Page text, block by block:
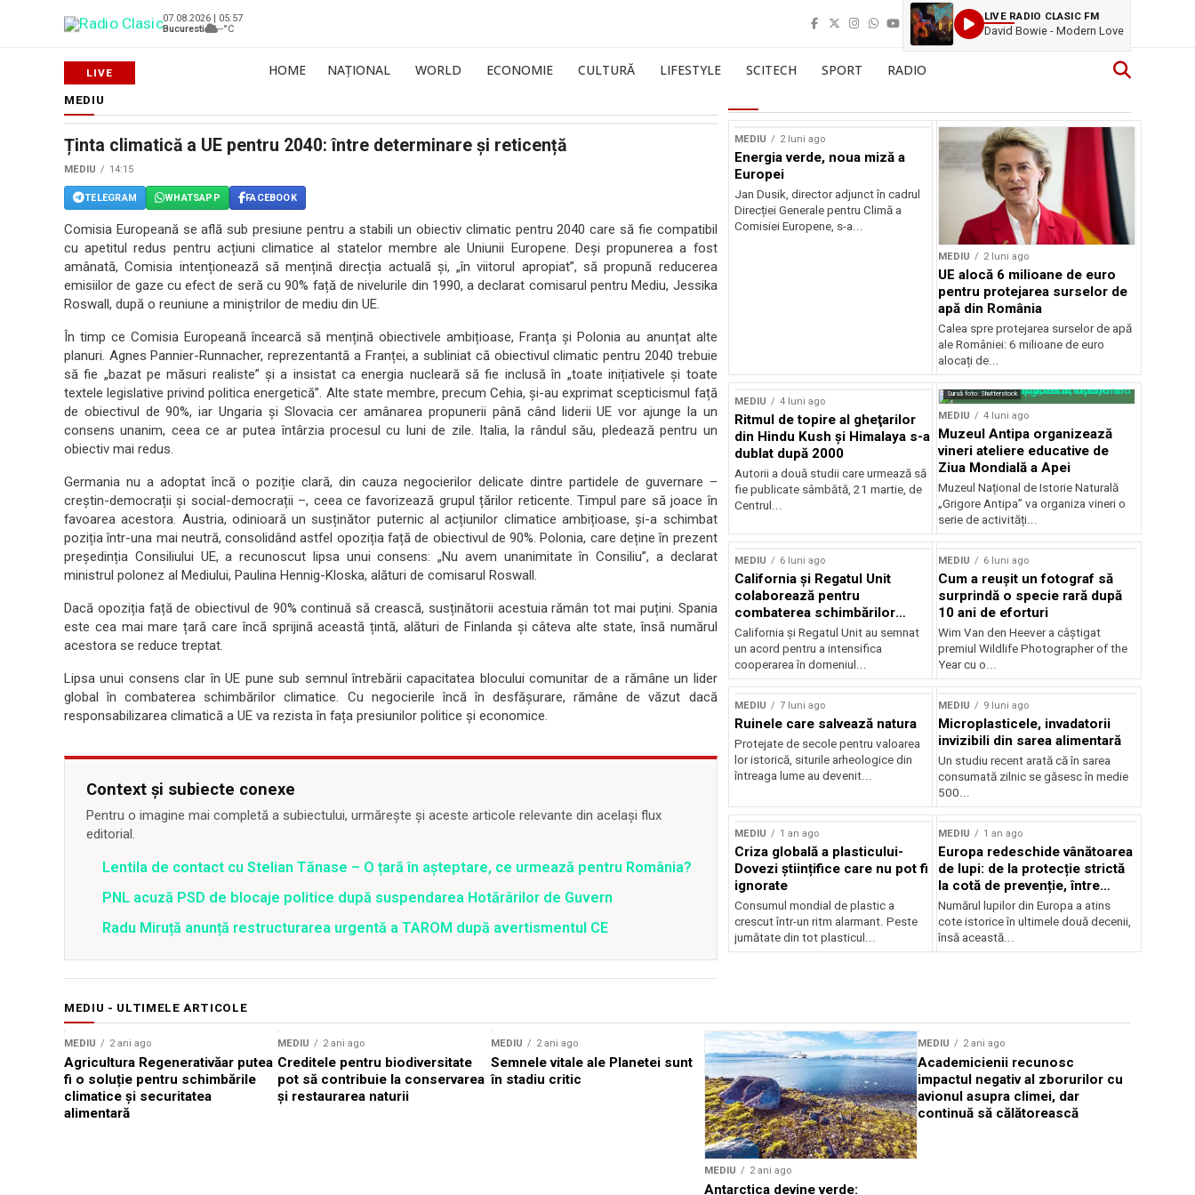
07.08.2026 | 05:57
Bucuresti
--°C
LIVE RADIO CLASIC FM
David Bowie - Modern Love
HOME NAȚIONAL WORLD ECONOMIE CULTURĂ LIFESTYLE SCITECH SPORT RADIO
MEDIU
Ținta climatică a UE pentru 2040: între determinare și reticență
MEDIU 14:15
TELEGRAM WHATSAPP FACEBOOK
Comisia Europeană se află sub presiune pentru a stabili un obiectiv climatic pentru 2040 care să fie compatibil
cu apetitul redus pentru acțiuni climatice al statelor membre ale Uniunii Europene. Deși propunerea a fost
amânată, Comisia intenționează să mențină direcția actuală și, „în viitorul apropiat”, să propună reducerea
emisiilor de gaze cu efect de seră cu 90% față de nivelurile din 1990, a declarat comisarul pentru Mediu, Jessika
Roswall, după o reuniune a miniștrilor de mediu din UE.
În timp ce Comisia Europeană încearcă să mențină obiectivele ambițioase, Franța și Polonia au anunțat alte
planuri. Agnes Pannier-Runnacher, reprezentantă a Franței, a subliniat că obiectivul climatic pentru 2040 trebuie
să fie „bazat pe măsuri realiste” și a insistat ca energia nucleară să fie inclusă în „toate inițiativele și toate
textele legislative privind politica energetică”. Alte state membre, precum Cehia, și-au exprimat scepticismul față
de obiectivul de 90%, iar Ungaria și Slovacia cer amânarea propunerii până când liderii UE vor ajunge la un
consens unanim, ceea ce ar putea întârzia procesul cu luni de zile. Italia, la rândul său, pledează pentru un
obiectiv mai redus.
Germania nu a adoptat încă o poziție clară, din cauza negocierilor delicate dintre partidele de guvernare –
creștin-democrații și social-democrații –, ceea ce favorizează grupul țărilor reticente. Timpul pare să joace în
favoarea acestora. Austria, odinioară un susținător puternic al acțiunilor climatice ambițioase, și-a schimbat
poziția într-una mai neutră, consolidând astfel opoziția față de obiectivul de 90%. Polonia, care deține în prezent
președinția Consiliului UE, a recunoscut lipsa unui consens: „Nu avem unanimitate în Consiliu”, a declarat
ministrul polonez al Mediului, Paulina Hennig-Kloska, alături de comisarul Roswall.
Dacă opoziția față de obiectivul de 90% continuă să crească, susținătorii acestuia rămân tot mai puțini. Spania
este cea mai mare țară care încă sprijină această țintă, alături de Finlanda și câteva alte state, însă numărul
acestora se reduce treptat.
Lipsa unui consens clar în UE pune sub semnul întrebării capacitatea blocului comunitar de a rămâne un lider
global în combaterea schimbărilor climatice. Cu negocierile încă în desfășurare, rămâne de văzut dacă
responsabilizarea climatică a UE va rezista în fața presiunilor politice și economice.
Context și subiecte conexe
Pentru o imagine mai completă a subiectului, urmărește și aceste articole relevante din același flux
editorial.
Lentila de contact cu Stelian Tănase – O țară în așteptare, ce urmează pentru România?
PNL acuză PSD de blocaje politice după suspendarea Hotărârilor de Guvern
Radu Miruță anunță restructurarea urgentă a TAROM după avertismentul CE
MEDIU 2 luni ago
Energia verde, noua miză a
Europei
Jan Dusik, director adjunct în cadrul
Direcției Generale pentru Climă a
Comisiei Europene, s-a...
MEDIU 2 luni ago
UE alocă 6 milioane de euro
pentru protejarea surselor de
apă din România
Calea spre protejarea surselor de apă
ale României: 6 milioane de euro
alocați de...
MEDIU 4 luni ago
Ritmul de topire al gheţarilor
din Hindu Kush şi Himalaya s-a
dublat după 2000
Autorii a două studii care urmează să
fie publicate sâmbătă, 21 martie, de
Centrul...
Sursă foto: Shutterstock
MEDIU 4 luni ago
Muzeul Antipa organizează
vineri ateliere educative de
Ziua Mondială a Apei
Muzeul Național de Istorie Naturală
„Grigore Antipa” va organiza vineri o
serie de activități...
MEDIU 6 luni ago
California și Regatul Unit
colaborează pentru
combaterea schimbărilor
climatice
California și Regatul Unit au semnat
un acord pentru a intensifica
cooperarea în domeniul...
MEDIU 6 luni ago
Cum a reușit un fotograf să
surprindă o specie rară după
10 ani de eforturi
Wim Van den Heever a câștigat
premiul Wildlife Photographer of the
Year cu o...
MEDIU 7 luni ago
Ruinele care salvează natura
Protejate de secole pentru valoarea
lor istorică, siturile arheologice din
întreaga lume au devenit...
MEDIU 9 luni ago
Microplasticele, invadatorii
invizibili din sarea alimentară
Un studiu recent arată că în sarea
consumată zilnic se găsesc în medie
500...
MEDIU 1 an ago
Criza globală a plasticului-
Dovezi științifice care nu pot fi
ignorate
Consumul mondial de plastic a
crescut într-un ritm alarmant. Peste
jumătate din tot plasticul...
MEDIU 1 an ago
Europa redeschide vânătoarea
de lupi: de la protecție strictă
la cotă de prevenție, între
conservare și conflict
Numărul lupilor din Europa a atins
cote istorice în ultimele două decenii,
însă această...
MEDIU - ULTIMELE ARTICOLE
MEDIU 2 ani ago
Agricultura Regenerativăar putea
fi o soluție pentru schimbările
climatice și securitatea
alimentară
MEDIU 2 ani ago
Creditele pentru biodiversitate
pot să contribuie la conservarea
și restaurarea naturii
MEDIU 2 ani ago
Semnele vitale ale Planetei sunt
în stadiu critic
MEDIU 2 ani ago
Antarctica devine verde:
MEDIU 2 ani ago
Academicienii recunosc
impactul negativ al zborurilor cu
avionul asupra climei, dar
continuă să călătorească